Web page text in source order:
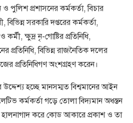
পুলিশ প্রশাসনের কর্মকর্তা, বিচার
সরকারি দপ্তরের কর্মকর্তা,
ক্ষুদ্র নৃ-গোষ্টির প্রতিনিধি,
প্রতিনিধি, বিভিন্ন রাজনৈতিক দলের
প্রতিনিধিগণ অংশগ্রহণ করেন।
হচ্ছে মানসম্মত বিশ্বমানের আইন
কর্মকর্তা গড়ে তোলা বিদ্যমান অধস্তন
করে কোড আকারে প্রকাশ ও তা